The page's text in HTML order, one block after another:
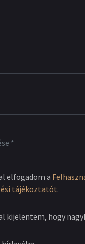
elfogadom a
tájékoztatót.
kijelentem, hogy